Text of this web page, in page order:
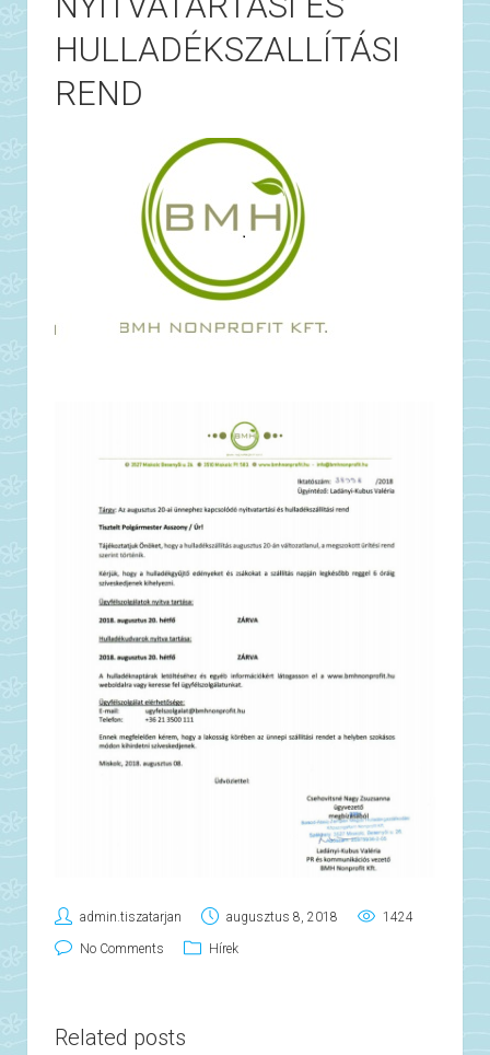
HULLADÉKSZALLÍTÁSI
REND
admin.tiszatarjan augusztus 8, 2018 1424
No Comments Hírek
Related posts